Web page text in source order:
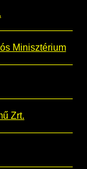
Minisztérium
Zrt.